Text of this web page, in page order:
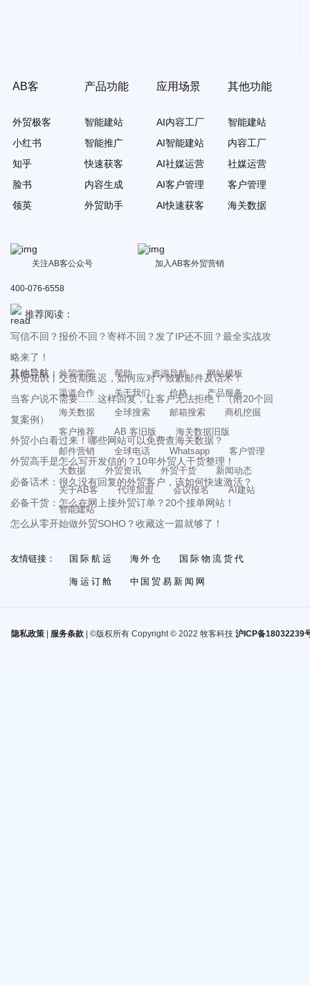
AB客
外贸极客
小红书
知乎
脸书
领英
产品功能
智能建站
智能推广
快速获客
内容生成
外贸助手
应用场景
AI内容工厂
AI智能建站
AI社媒运营
AI客户管理
AI快速获客
其他功能
智能建站
内容工厂
社媒运营
客户管理
海关数据
关注AB客公众号 加入AB客外贸营销
400-076-6558
推荐阅读：
写信不回？报价不回？寄样不回？发了IP还不回？最全实战攻
略来了！
外贸知识丨交货期延迟，如何应对？致歉邮件及话术！
当客户说不需要……这样回复，让客户无法拒绝！（附20个回
复案例）
外贸小白看过来！哪些网站可以免费查海关数据？
外贸高手是怎么写开发信的？10年外贸人干货整理！
必备话术：很久没有回复的外贸客户，该如何快速激活？
必备干货：怎么在网上接外贸订单？20个接单网站！
怎么从零开始做外贸SOHO？收藏这一篇就够了！
其他导航： 外贸学院 帮助 资源导航
网站模板
渠道合作
关于我们 价格
产品服务
海关数据
全球搜索 邮箱搜索
商机挖掘
客户推荐
AB 客旧版
海关数据旧版
邮件营销
全球电话 Whatsapp
客户管理
大数据
外贸资讯 外贸干货
新闻动态
关于AB客
代理加盟 会议报名
AI建站
智能建站
友情链接： 国际航运 海外仓 国际物流货代
海运订舱 中国贸易新闻网
隐私政策| 服务条款| ©版权所有 Copyright © 2022 牧客科技 沪ICP备18032239